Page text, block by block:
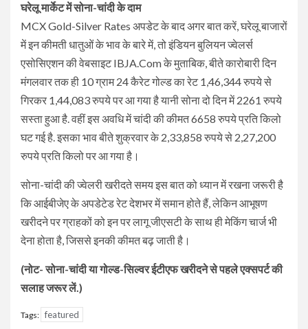
घरेलू मार्केट में सोना-चांदी के दाम
MCX Gold-Silver Rates अपडेट के बाद अगर बात करें, घरेलू बाजारों
में इन कीमती धातुओं के भाव के बारे में, तो इंडियन बुलियन ज्वेलर्स
एसोसिएशन की वेबसाइट IBJA.Com के मुताबिक, बीते कारोबारी दिन
मंगलवार तक ही 10 ग्राम 24 कैरेट गोल्ड का रेट 1,46,344 रुपये से
गिरकर 1,44,083 रुपये पर आ गया है यानी सोना दो दिन में 2261 रुपये
सस्ता हुआ है. वहीं इस अवधि में चांदी की कीमत 6658 रुपये प्रति किलो
घट गई है. इसका भाव बीते शुक्रवार के 2,33,858 रुपये से 2,27,200
रुपये प्रति किलो पर आ गया है।
सोना-चांदी की ज्वेलरी खरीदते समय इस बात को ध्यान में रखना जरूरी है
कि आईबीजेए के अपडेटेड रेट देशभर में समान होते हैं, लेकिन आभूषण
खरीदने पर ग्राहकों को इन पर लागू जीएसटी के साथ ही मेकिंग चार्ज भी
देना होता है, जिससे इनकी कीमत बढ़ जाती है।
(नोट- सोना-चांदी या गोल्ड-सिल्वर ईटीएफ खरीदने से पहले एक्सपर्ट की
सलाह जरूर लें.)
Tags: featured